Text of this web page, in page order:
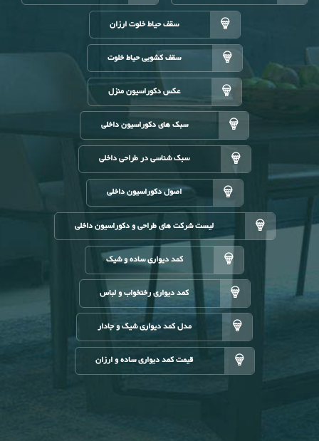
سقف حیاط خلوت ارزان
سقف کشویی حیاط خلوت
عکس دکوراسیون منزل
سبک های دکوراسیون داخلی
سبک شناسی در طراحی داخلی
اصول دکوراسیون داخلی
لیست شرکت های طراحی و دکوراسیون داخلی
کمد دیواری ساده و شیک
کمد دیواری رختخواب و لباس
مدل کمد دیواری شیک و جادار
قیمت کمد دیواری ساده و ارزان